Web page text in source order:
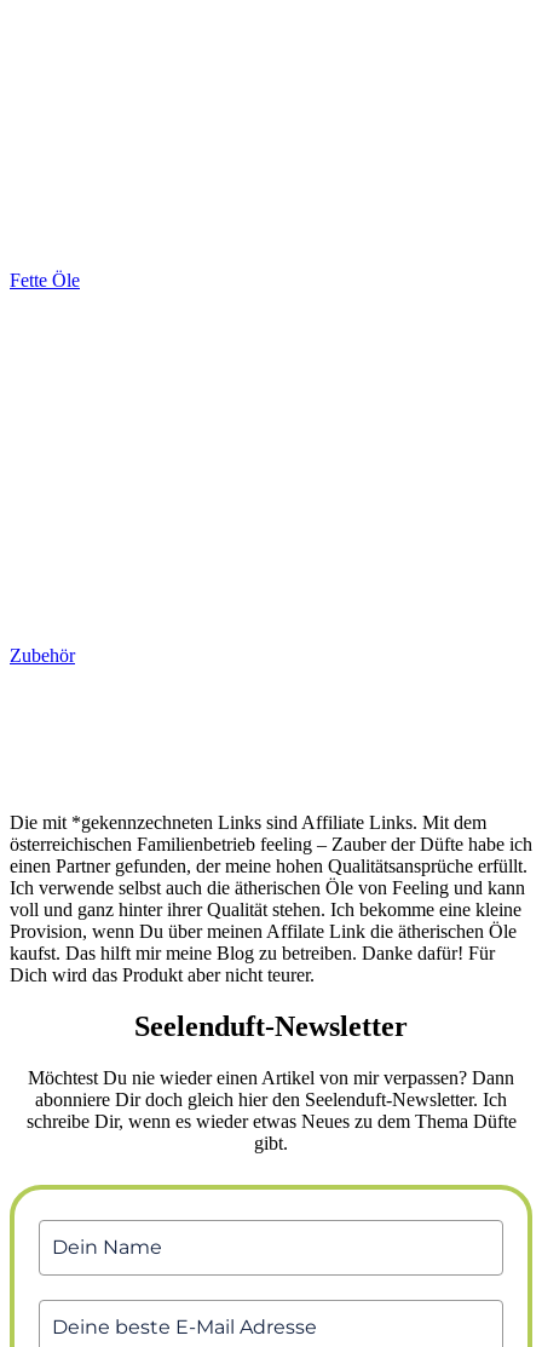
Fette Öle
Zubehör
Die mit *gekennzechneten Links sind Affiliate Links. Mit dem
österreichischen Familienbetrieb feeling – Zauber der Düfte habe ich
einen Partner gefunden, der meine hohen Qualitätsansprüche erfüllt.
Ich verwende selbst auch die ätherischen Öle von Feeling und kann
voll und ganz hinter ihrer Qualität stehen. Ich bekomme eine kleine
Provision, wenn Du über meinen Affilate Link die ätherischen Öle
kaufst. Das hilft mir meine Blog zu betreiben. Danke dafür! Für
Dich wird das Produkt aber nicht teurer.
Seelenduft-Newsletter
Möchtest Du nie wieder einen Artikel von mir verpassen? Dann
abonniere Dir doch gleich hier den Seelenduft-Newsletter. Ich
schreibe Dir, wenn es wieder etwas Neues zu dem Thema Düfte
gibt.